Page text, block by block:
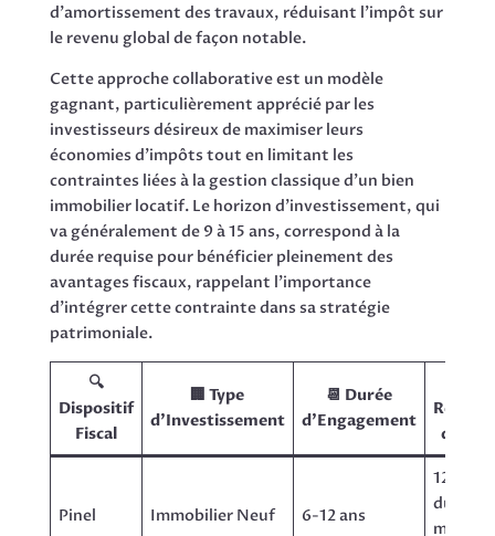
d’amortissement des travaux, réduisant l’impôt sur
le revenu global de façon notable.
Cette approche collaborative est un modèle
gagnant, particulièrement apprécié par les
investisseurs désireux de maximiser leurs
économies d’impôts tout en limitant les
contraintes liées à la gestion classique d’un bien
immobilier locatif. Le horizon d’investissement, qui
va généralement de 9 à 15 ans, correspond à la
durée requise pour bénéficier pleinement des
avantages fiscaux, rappelant l’importance
d’intégrer cette contrainte dans sa stratégie
patrimoniale.
🔍
Dispositif
Fiscal
🏢 Type
d’Investissement
📆 Durée
d’Engagement
Pinel Immobilier Neuf 6-12 ans
12% à
du